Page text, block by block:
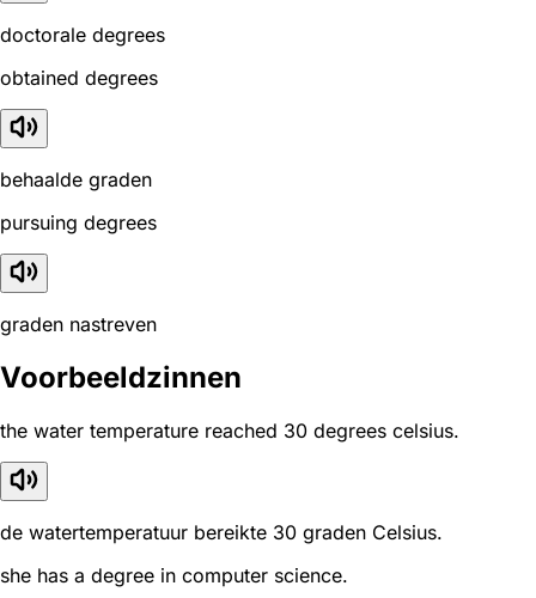
doctorale degrees
obtained degrees
behaalde graden
pursuing degrees
graden nastreven
Voorbeeldzinnen
the water temperature reached 30 degrees celsius.
de watertemperatuur bereikte 30 graden Celsius.
she has a degree in computer science.